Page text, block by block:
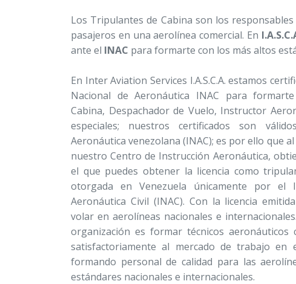
Los Tripulantes de Cabina son los
pasajeros en una aerolínea comercial. En
ante el INAC para formarte con los más altos
En Inter Aviation Services I.A.S.C.A. estamos
Nacional de Aeronáutica INAC para
Cabina, Despachador de Vuelo, Instructor
especiales; nuestros certificados son
Aeronáutica venezolana (INAC); es por ello que
nuestro Centro de Instrucción Aeronáutica,
el que puedes obtener la licencia como
otorgada en Venezuela únicamente por el
Aeronáutica Civil (INAC). Con la licencia
volar en aerolíneas nacionales e
organización es formar técnicos aeronáuticos
satisfactoriamente al mercado de trabajo en
formando personal de calidad para las
estándares nacionales e internacionales.